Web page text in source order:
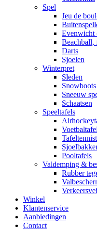
Spel
Jeu de
Evenwicht
Beachball,
Darts
Sjoelen
Winterpret
Sleden
Snowboots
Sneeuw
Schaatsen
Speeltafels
Pooltafels
Valdemping &
Rubber
Winkel
Klantenservice
Aanbiedingen
Contact